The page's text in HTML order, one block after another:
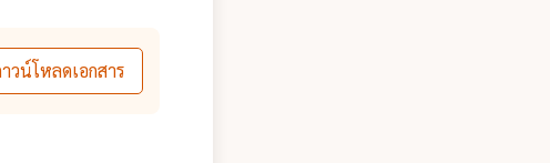
วน์โหลดเอกสาร